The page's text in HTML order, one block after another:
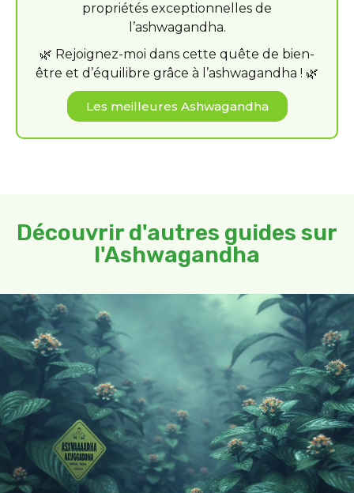
propriétés exceptionnelles de
l’ashwagandha.
🌿 Rejoignez-moi dans cette quête de bien-
être et d’équilibre grâce à l’ashwagandha ! 🌿
Les meilleures Ashwagandha
Découvrir d'autres guides sur
l'Ashwagandha